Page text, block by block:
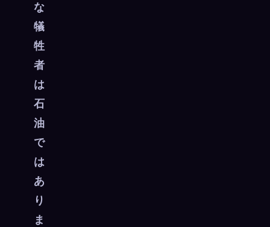
な
犠
牲
者
は
石
油
で
は
あ
り
ま